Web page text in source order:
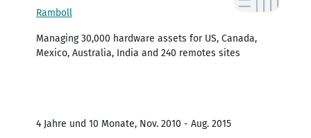
Ramboll
Managing 30,000 hardware assets for US, Canada,
Mexico, Australia, India and 240 remotes sites
4 Jahre und 10 Monate, Nov. 2010 - Aug. 2015